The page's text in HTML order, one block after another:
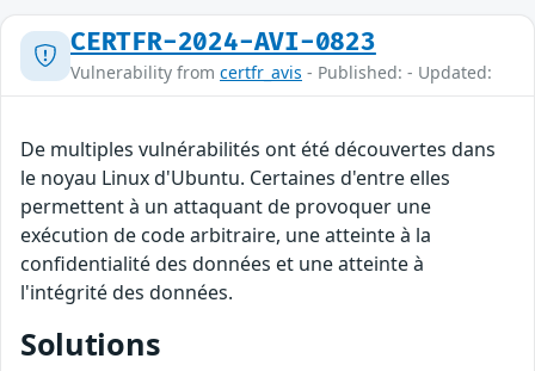
CERTFR-2024-AVI-0823
Vulnerability from certfr_avis - Published: - Updated:
De multiples vulnérabilités ont été découvertes dans
le noyau Linux d'Ubuntu. Certaines d'entre elles
permettent à un attaquant de provoquer une
exécution de code arbitraire, une atteinte à la
confidentialité des données et une atteinte à
l'intégrité des données.
Solutions